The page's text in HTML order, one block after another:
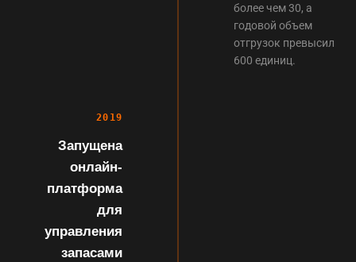
более чем 30, а
годовой объем
отгрузок превысил
600 единиц.
2019
Запущена
онлайн-
платформа
для
управления
запасами